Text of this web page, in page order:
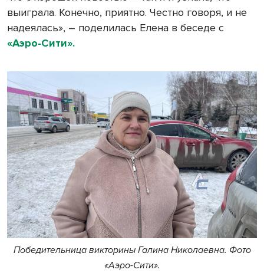
выиграла. Конечно, приятно. Честно говоря, и не
надеялась», – поделилась Елена в беседе с
«Аэро-Сити».
Победительница викторины Галина Николаевна. Фото
«Аэро-Сити».